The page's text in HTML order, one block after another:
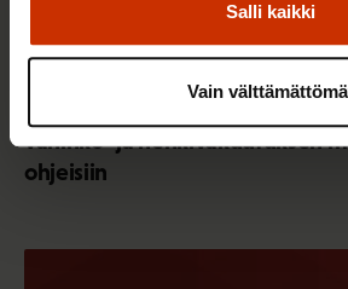
Salli kaikki
Vain
vahinko- ja henkivakuutuksen
ohjeisiin